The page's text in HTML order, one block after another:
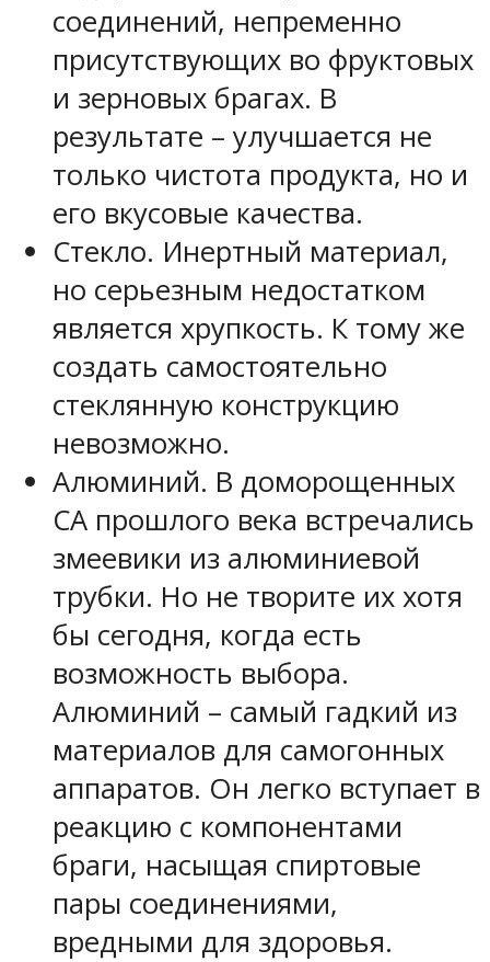
соединений, непременно
присутствующих во фруктовых
и зерновых брагах. В
результате – улучшается не
только чистота продукта, но и
его вкусовые качества.
Стекло. Инертный материал,
но серьезным недостатком
является хрупкость. К тому же
создать самостоятельно
стеклянную конструкцию
невозможно.
Алюминий. В доморощенных
СА прошлого века встречались
змеевики из алюминиевой
трубки. Но не творите их хотя
бы сегодня, когда есть
возможность выбора.
Алюминий – самый гадкий из
материалов для самогонных
аппаратов. Он легко вступает в
реакцию с компонентами
браги, насыщая спиртовые
пары соединениями,
вредными для здоровья.